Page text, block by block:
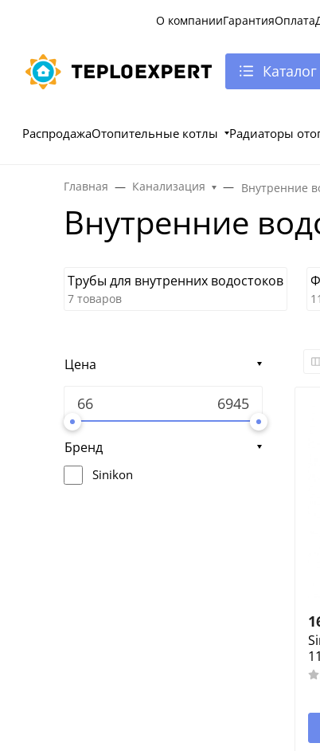
О компанииГарантияОплата
Каталог
РаспродажаОтопительные котлы Радиаторы
Главная Канализация Внутренние
Внутренние
Трубы для внутренних водостоков
7 товаров
Цена
Бренд
Sinikon